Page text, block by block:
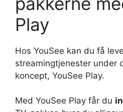
Play
Hos YouSee kan du få
streamingtjenester under
koncept, YouSee Play.
Med YouSee Play får du